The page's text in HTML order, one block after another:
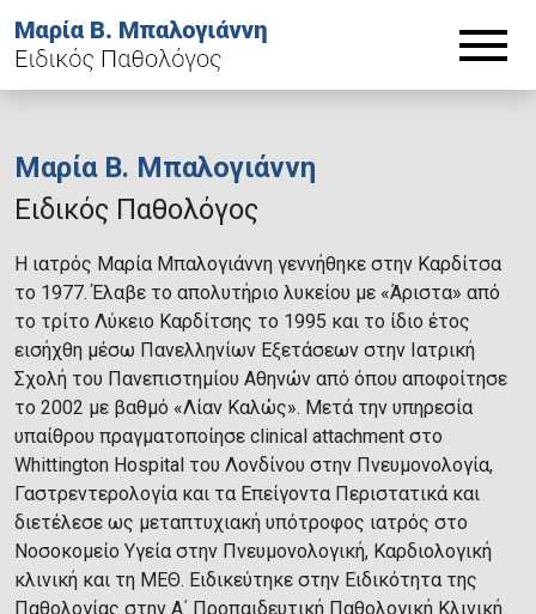
Μαρία Β. Μπαλογιάννη
Ειδικός Παθολόγος
Η ιατρός Μαρία Μπαλογιάννη γεννήθηκε στην Καρδίτσα
το 1977. Έλαβε το απολυτήριο λυκείου με «Άριστα» από
το τρίτο Λύκειο Καρδίτσης το 1995 και το ίδιο έτος
εισήχθη μέσω Πανελληνίων Εξετάσεων στην Ιατρική
Σχολή του Πανεπιστημίου Αθηνών από όπου αποφοίτησε
το 2002 με βαθμό «Λίαν Καλώς». Μετά την υπηρεσία
υπαίθρου πραγματοποίησε clinical attachment στο
Whittington Hospital του Λονδίνου στην Πνευμονολογία,
Γαστρεντερολογία και τα Επείγοντα Περιστατικά και
διετέλεσε ως μεταπτυχιακή υπότροφος ιατρός στο
Νοσοκομείο Υγεία στην Πνευμονολογική, Καρδιολογική
κλινική και τη ΜΕΘ. Ειδικεύτηκε στην Ειδικότητα της
Παθολογίας στην Α΄ Προπαιδευτική Παθολογική Κλινική